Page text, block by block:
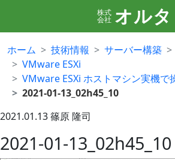
株式
会社 オルタ
ホーム 技術情報 サーバー構築
VMware ESXi
VMware ESXi ホストマシン実機で
2021-01-13_02h45_10
2021.01.13篠原 隆司
2021-01-13_02h45_10